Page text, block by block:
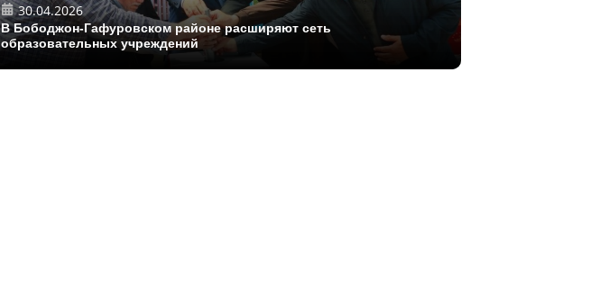
30.04.2026
В Бободжон-Гафуровском районе расширяют сеть
образовательных учреждений